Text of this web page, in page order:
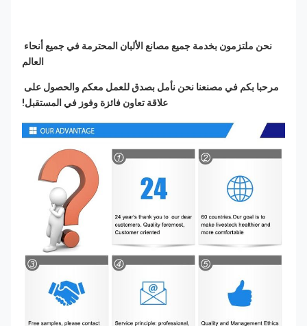
العالم
علاقة تعاون فائزة وفوز في المستقبل!